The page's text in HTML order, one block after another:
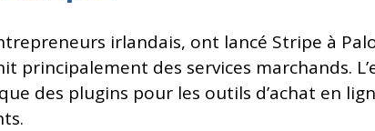
irlandais, ont lancé Stripe à
principalement des services marchands.
des plugins pour les outils d’achat en